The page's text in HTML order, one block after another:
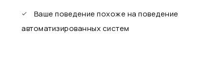
Ваше поведение похоже на поведение
автоматизированных систем